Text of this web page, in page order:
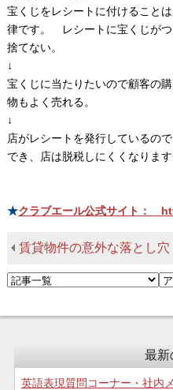
宝くじをレシートに付けること
律です。 レシートに宝くじが
捨てない。
↓
宝くじに当たりたいので顧客の
物もよく売れる。
↓
店がレシートを発行しているの
でき、店は脱税しにくくなります
★クラブエール公式サイト：
賃貸物件の意外な落とし穴
最新
英語表現質問コーナー・社内